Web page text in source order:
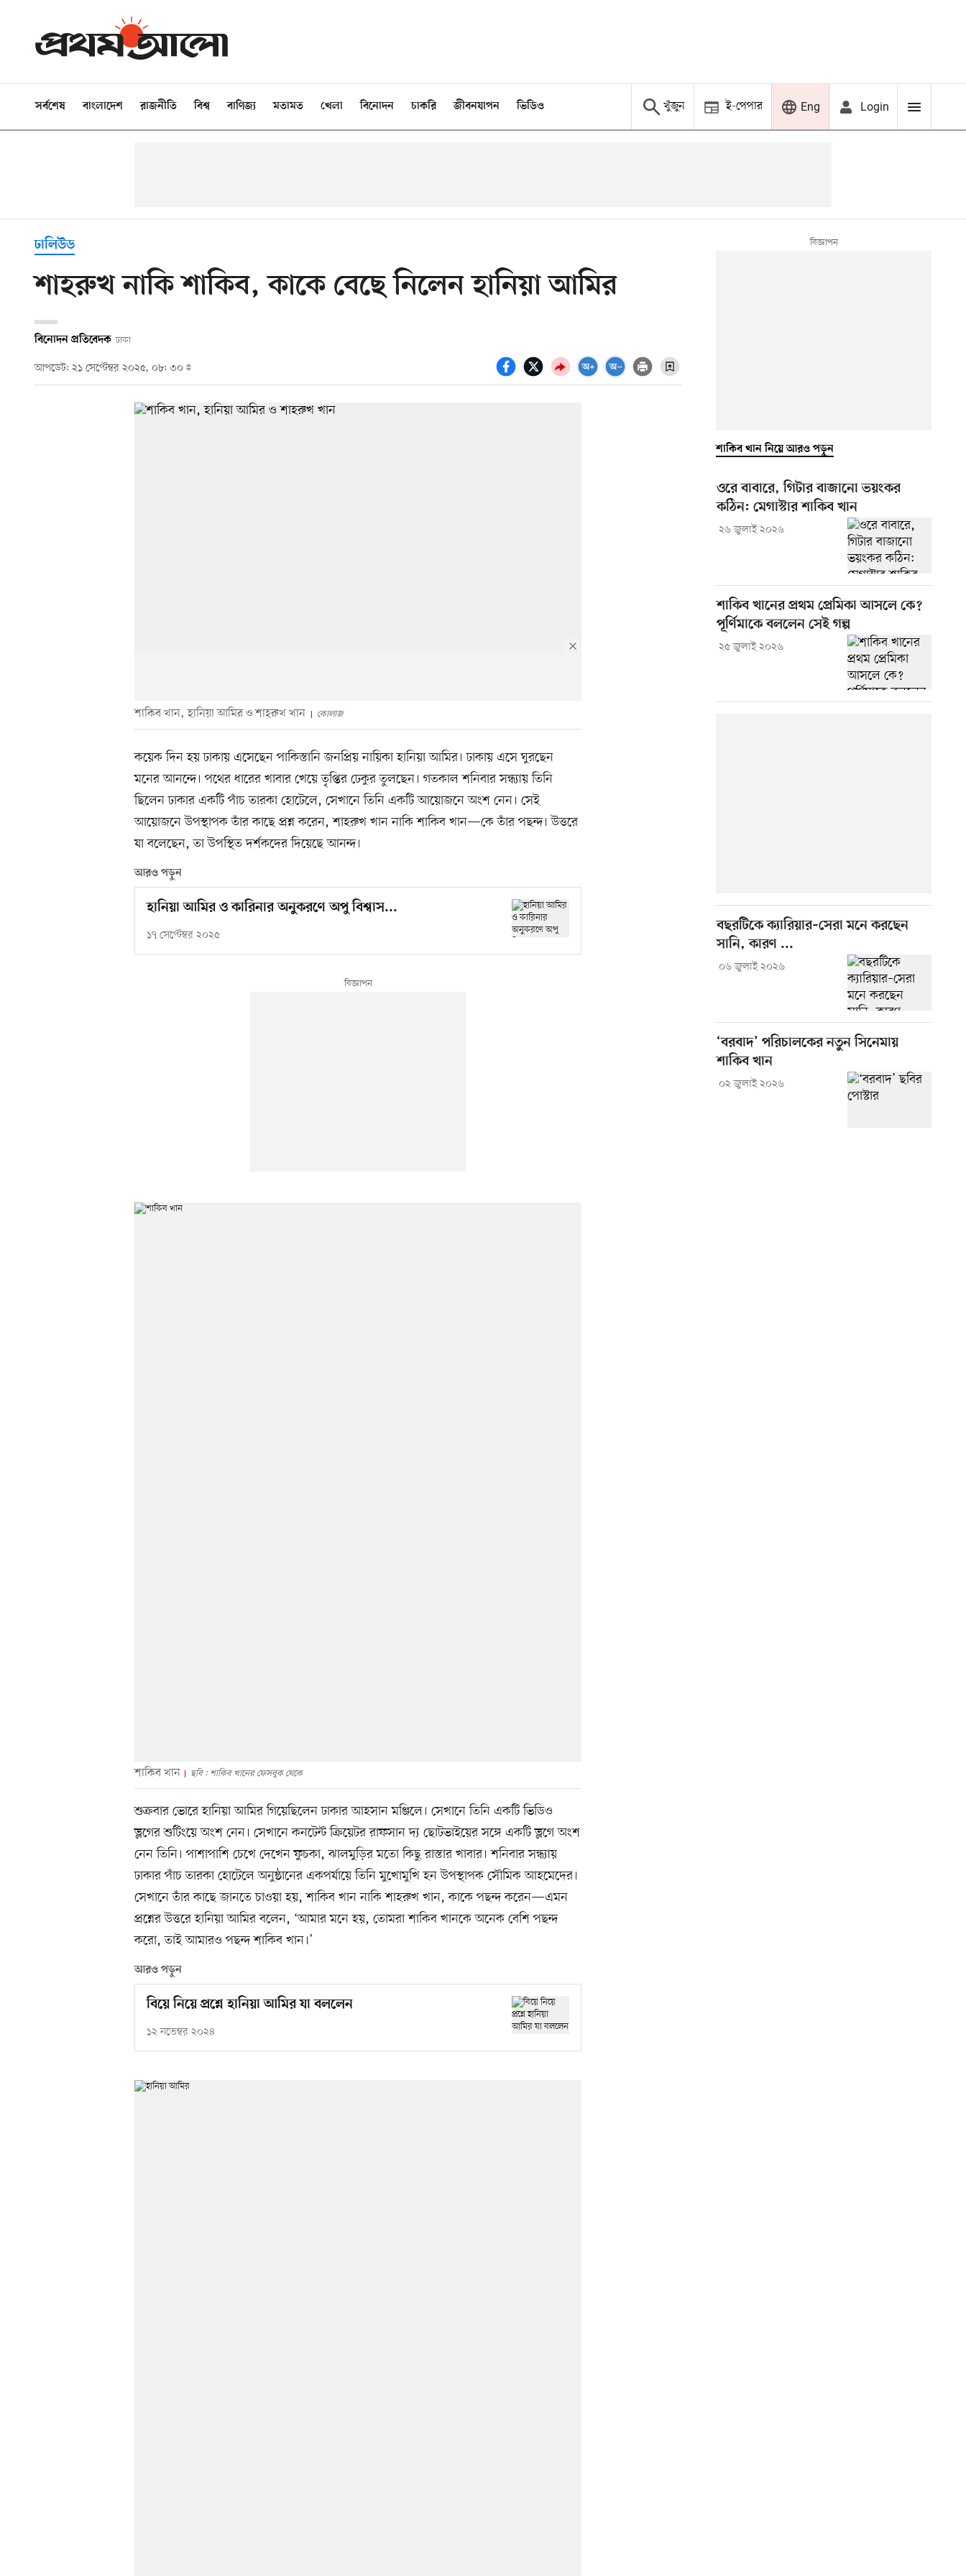
সর্বশেষ বাংলাদেশ রাজনীতি বিশ্ব বাণিজ্য মতামত খেলা বিনোদন চাকরি জীবনযাপন ভিডিও খুঁজুন ই-পেপার Eng Login
ঢালিউড
শাহরুখ নাকি শাকিব, কাকে বেছে নিলেন হানিয়া আমির
বিনোদন প্রতিবেদক ঢাকা
আপডেট: ২১ সেপ্টেম্বর ২০২৫, ০৮: ৩০
শাকিব খান, হানিয়া আমির ও শাহরুখ খান কোলাজ
কয়েক দিন হয় ঢাকায় এসেছেন পাকিস্তানি জনপ্রিয় নায়িকা হানিয়া আমির। ঢাকায় এসে ঘুরছেন
মনের আনন্দে। পথের ধারের খাবার খেয়ে তৃপ্তির ঢেকুর তুলছেন। গতকাল শনিবার সন্ধ্যায় তিনি
ছিলেন ঢাকার একটি পাঁচ তারকা হোটেলে, সেখানে তিনি একটি আয়োজনে অংশ নেন। সেই
আয়োজনে উপস্থাপক তাঁর কাছে প্রশ্ন করেন, শাহরুখ খান নাকি শাকিব খান—কে তাঁর পছন্দ। উত্তরে
যা বলেছেন, তা উপস্থিত দর্শকদের দিয়েছে আনন্দ।
আরও পড়ুন
হানিয়া আমির ও কারিনার অনুকরণে অপু বিশ্বাস...
১৭ সেপ্টেম্বর ২০২৫
শাকিব খান ছবি : শাকিব খানের ফেসবুক থেকে
শুক্রবার ভোরে হানিয়া আমির গিয়েছিলেন ঢাকার আহসান মঞ্জিলে। সেখানে তিনি একটি ভিডিও
ভ্লগের শুটিংয়ে অংশ নেন। সেখানে কনটেন্ট ক্রিয়েটর রাফসান দ্য ছোটভাইয়ের সঙ্গে একটি ভ্লগে অংশ
নেন তিনি। পাশাপাশি চেখে দেখেন ফুচকা, ঝালমুড়ির মতো কিছু রাস্তার খাবার। শনিবার সন্ধ্যায়
ঢাকার পাঁচ তারকা হোটেলে অনুষ্ঠানের একপর্যায়ে তিনি মুখোমুখি হন উপস্থাপক সৌমিক আহমেদের।
সেখানে তাঁর কাছে জানতে চাওয়া হয়, শাকিব খান নাকি শাহরুখ খান, কাকে পছন্দ করেন—এমন
প্রশ্নের উত্তরে হানিয়া আমির বলেন, ‘আমার মনে হয়, তোমরা শাকিব খানকে অনেক বেশি পছন্দ
করো, তাই আমারও পছন্দ শাকিব খান।’
আরও পড়ুন
বিয়ে নিয়ে প্রশ্নে হানিয়া আমির যা বললেন
১২ নভেম্বর ২০২৪
শাকিব খান নিয়ে আরও পড়ুন
ওরে বাবারে, গিটার বাজানো ভয়ংকর
কঠিন: মেগাস্টার শাকিব খান
২৬ জুলাই ২০২৬
শাকিব খানের প্রথম প্রেমিকা আসলে কে?
পূর্ণিমাকে বললেন সেই গল্প
২৫ জুলাই ২০২৬
বছরটিকে ক্যারিয়ার–সেরা মনে করছেন
সানি, কারণ ...
০৬ জুলাই ২০২৬
‘বরবাদ’ পরিচালকের নতুন সিনেমায়
শাকিব খান
০২ জুলাই ২০২৬